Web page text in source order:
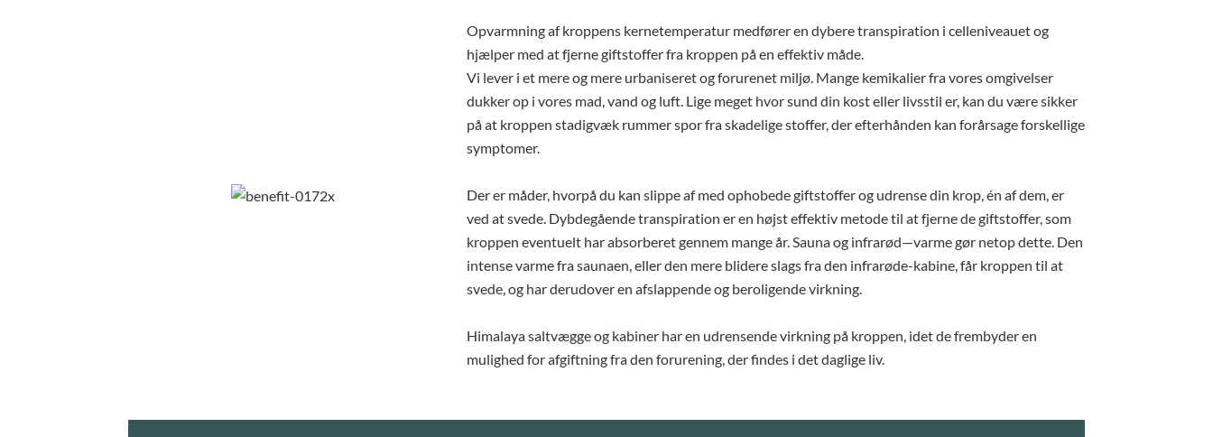
Opvarmning af kroppens kernetemperatur medfører en dybere transpiration i celleniveauet og
hjælper med at fjerne giftstoffer fra kroppen på en effektiv måde.
Vi lever i et mere og mere urbaniseret og forurenet miljø. Mange kemikalier fra vores omgivelser
dukker op i vores mad, vand og luft. Lige meget hvor sund din kost eller livsstil er, kan du være sikker
på at kroppen stadigvæk rummer spor fra skadelige stoffer, der efterhånden kan forårsage forskellige
symptomer.
Der er måder, hvorpå du kan slippe af med ophobede giftstoffer og udrense din krop, én af dem, er
ved at svede. Dybdegående transpiration er en højst effektiv metode til at fjerne de giftstoffer, som
kroppen eventuelt har absorberet gennem mange år. Sauna og infrarød—varme gør netop dette. Den
intense varme fra saunaen, eller den mere blidere slags fra den infrarøde-kabine, får kroppen til at
svede, og har derudover en afslappende og beroligende virkning.
Himalaya saltvægge og kabiner har en udrensende virkning på kroppen, idet de frembyder en
mulighed for afgiftning fra den forurening, der findes i det daglige liv.